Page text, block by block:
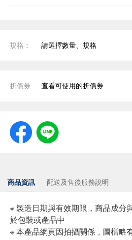
規格： 請選擇數量、規格
折價券 查看可使用的折價券
商品資訊 配送及售後服務說明
※ 製造日期與有效期限，商品成分
於包裝或產品中
※ 本產品網頁因拍攝關係，圖檔略